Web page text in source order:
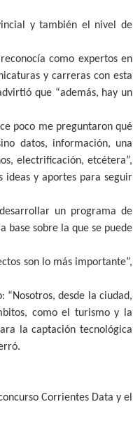
y también el nivel de
como expertos en
y carreras con esta
que “además, hay un
poco me preguntaron qué
datos, información, una
electrificación, etcétera”,
ideas y aportes para seguir
un programa de
base sobre la que se puede
son lo más importante”,
“Nosotros, desde la ciudad,
como el turismo y la
la captación tecnológica
Corrientes Data y el